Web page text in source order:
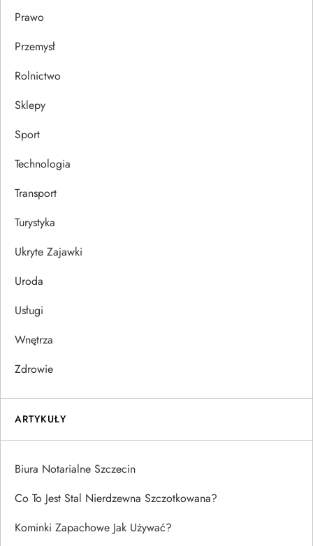
Prawo
Przemysł
Rolnictwo
Sklepy
Sport
Technologia
Transport
Turystyka
Ukryte Zajawki
Uroda
Usługi
Wnętrza
Zdrowie
ARTYKUŁY
Biura Notarialne Szczecin
Co To Jest Stal Nierdzewna Szczotkowana?
Kominki Zapachowe Jak Używać?